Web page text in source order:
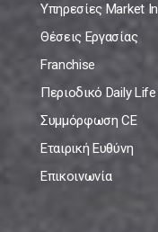
Υπηρεσίες Market In
Θέσεις Εργασίας
Franchise
Περιοδικό Daily Life
Συμμόρφωση CE
Εταιρική Ευθύνη
Επικοινωνία